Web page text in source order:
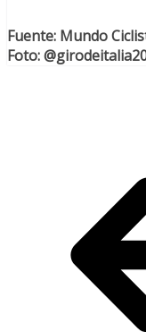
Fuente: Mundo
Foto: